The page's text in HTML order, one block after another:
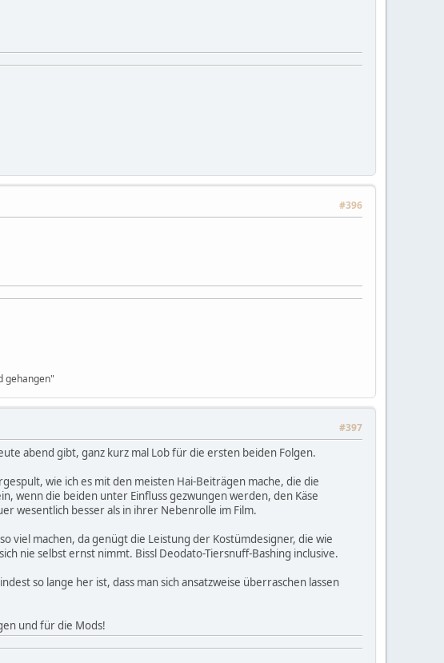
#396
gehangen"
#397
abend gibt, ganz kurz mal Lob für die ersten beiden Folgen.
wie ich es mit den meisten Hai-Beiträgen mache, die die
wenn die beiden unter Einfluss gezwungen werden, den Käse
wesentlich besser als in ihrer Nebenrolle im Film.
viel machen, da genügt die Leistung der Kostümdesigner, die wie
nie selbst ernst nimmt. Bissl Deodato-Tiersnuff-Bashing inclusive.
so lange her ist, dass man sich ansatzweise überraschen lassen
und für die Mods!